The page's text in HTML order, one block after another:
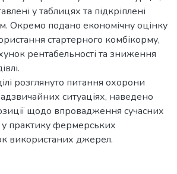
у таблицях та підкріплені
Окремо подано економічну оцінку
стартерного комбікорму,
рентабельності та зниження
розглянуто питання охорони
ситуаціях, наведено
щодо впровадження сучасних
у практику фермерських
використаних джерел.